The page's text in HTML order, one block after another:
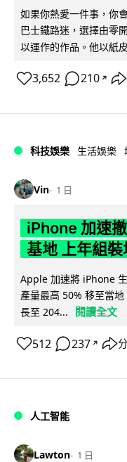
如果你熱愛一件事，你
巴士鐵路迷，選擇由零
以運作的作品。他以紙
3,652 210 ↗
科技娛樂 生活娛樂
Vin 1 日
iPhone 加速
基地 上年組
Apple 加速將 iPhone
產量最高 50% 移至當
長至 204...
閱讀全文
512 237 ↗
人工智能
Lawton 1 日